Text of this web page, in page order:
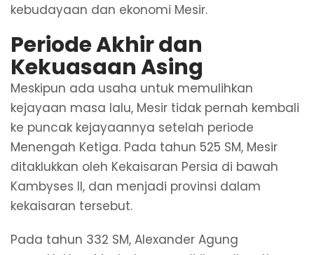
kebudayaan dan ekonomi Mesir.
Periode Akhir dan
Kekuasaan Asing
Meskipun ada usaha untuk memulihkan
kejayaan masa lalu, Mesir tidak pernah kembali
ke puncak kejayaannya setelah periode
Menengah Ketiga. Pada tahun 525 SM, Mesir
ditaklukkan oleh Kekaisaran Persia di bawah
Kambyses II, dan menjadi provinsi dalam
kekaisaran tersebut.
Pada tahun 332 SM, Alexander Agung